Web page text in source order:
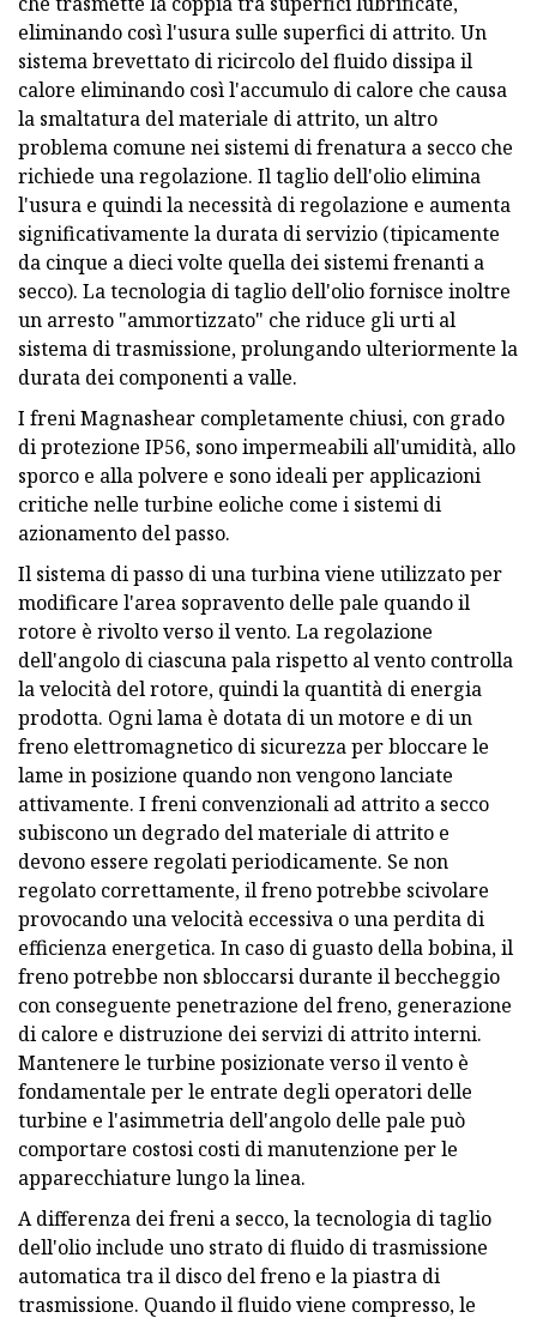
eliminando così l'usura sulle superfici di attrito. Un
sistema brevettato di ricircolo del fluido dissipa il
calore eliminando così l'accumulo di calore che causa
la smaltatura del materiale di attrito, un altro
problema comune nei sistemi di frenatura a secco che
richiede una regolazione. Il taglio dell'olio elimina
l'usura e quindi la necessità di regolazione e aumenta
significativamente la durata di servizio (tipicamente
da cinque a dieci volte quella dei sistemi frenanti a
secco). La tecnologia di taglio dell'olio fornisce inoltre
un arresto "ammortizzato" che riduce gli urti al
sistema di trasmissione, prolungando ulteriormente la
durata dei componenti a valle.
I freni Magnashear completamente chiusi, con grado
di protezione IP56, sono impermeabili all'umidità, allo
sporco e alla polvere e sono ideali per applicazioni
critiche nelle turbine eoliche come i sistemi di
azionamento del passo.
Il sistema di passo di una turbina viene utilizzato per
modificare l'area sopravento delle pale quando il
rotore è rivolto verso il vento. La regolazione
dell'angolo di ciascuna pala rispetto al vento controlla
la velocità del rotore, quindi la quantità di energia
prodotta. Ogni lama è dotata di un motore e di un
freno elettromagnetico di sicurezza per bloccare le
lame in posizione quando non vengono lanciate
attivamente. I freni convenzionali ad attrito a secco
subiscono un degrado del materiale di attrito e
devono essere regolati periodicamente. Se non
regolato correttamente, il freno potrebbe scivolare
provocando una velocità eccessiva o una perdita di
efficienza energetica. In caso di guasto della bobina, il
freno potrebbe non sbloccarsi durante il beccheggio
con conseguente penetrazione del freno, generazione
di calore e distruzione dei servizi di attrito interni.
Mantenere le turbine posizionate verso il vento è
fondamentale per le entrate degli operatori delle
turbine e l'asimmetria dell'angolo delle pale può
comportare costosi costi di manutenzione per le
apparecchiature lungo la linea.
A differenza dei freni a secco, la tecnologia di taglio
dell'olio include uno strato di fluido di trasmissione
automatica tra il disco del freno e la piastra di
trasmissione. Quando il fluido viene compresso, le